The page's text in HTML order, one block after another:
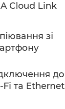
Cloud Link
зі
до
Fi та Ethernet